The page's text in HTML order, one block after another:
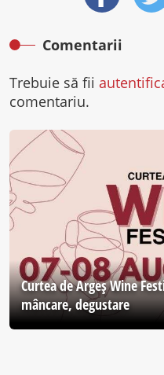
Comentarii
Trebuie să fii
comentariu.
Curtea de Argeş Wine
mâncare, degustare